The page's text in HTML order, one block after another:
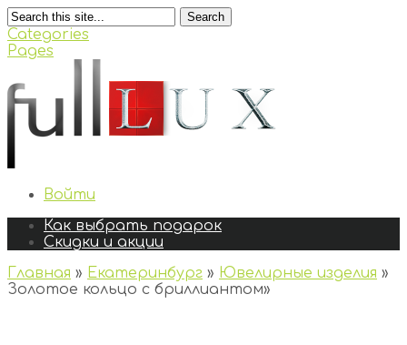
Search
Categories
Pages
Войти
Как выбрать подарок
Скидки и акции
Главная » Екатеринбург » Ювелирные изделия »
Золотое кольцо с бриллиантом»